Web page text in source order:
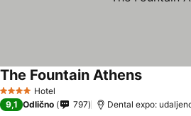
4 ZvezdiceHotel
The Fountain Athens
9,1 Odlično 797 Dental expo: